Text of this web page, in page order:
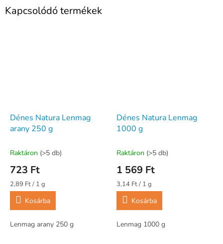
Kapcsolódó termékek
Dénes Natura Lenmag
arany 250 g
Raktáron (>5 db)
723 Ft
Egységár:
2,89 Ft / 1 g
Kosárba
Lenmag arany 250 g
Dénes Natura Lenmag
1000 g
Raktáron (>5 db)
1 569 Ft
Egységár:
3,14 Ft / 1 g
Kosárba
Lenmag 1000 g